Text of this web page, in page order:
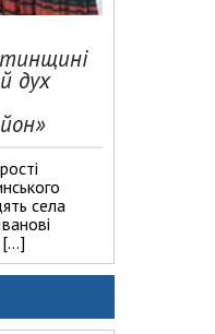
дух
села
[…]